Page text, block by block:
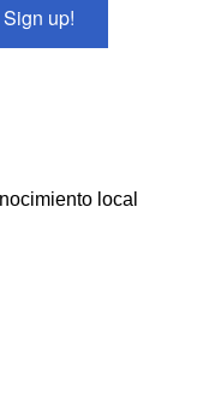
Sign up!
local